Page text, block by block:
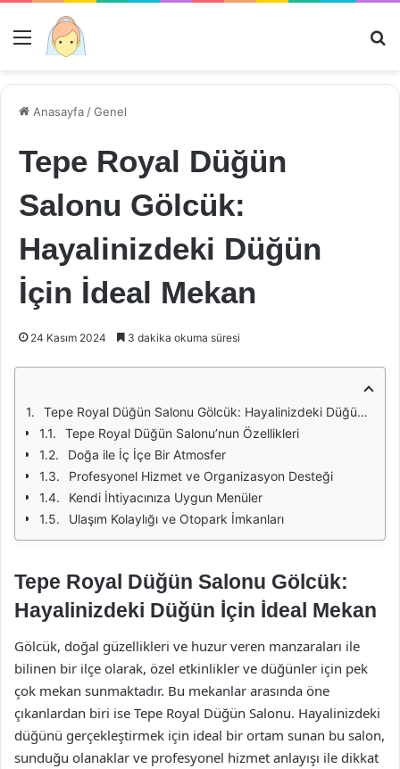
Menü
Anasayfa /Genel
Tepe Royal Düğün
Salonu Gölcük:
Hayalinizdeki Düğün
İçin İdeal Mekan
24 Kasım 2024 3 dakika okuma süresi
Tepe Royal Düğün Salonu Gölcük: Hayalinizdeki Düğün İçin İdeal Mekan
Tepe Royal Düğün Salonu’nun Özellikleri
Doğa ile İç İçe Bir Atmosfer
Profesyonel Hizmet ve Organizasyon Desteği
Kendi İhtiyacınıza Uygun Menüler
Ulaşım Kolaylığı ve Otopark İmkanları
Tepe Royal Düğün Salonu Gölcük:
Hayalinizdeki Düğün İçin İdeal Mekan
Gölcük, doğal güzellikleri ve huzur veren manzaraları ile
bilinen bir ilçe olarak, özel etkinlikler ve düğünler için pek
çok mekan sunmaktadır. Bu mekanlar arasında öne
çıkanlardan biri ise Tepe Royal Düğün Salonu. Hayalinizdeki
düğünü gerçekleştirmek için ideal bir ortam sunan bu salon,
sunduğu olanaklar ve profesyonel hizmet anlayışı ile dikkat